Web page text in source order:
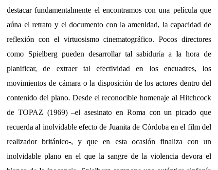
destacar fundamentalmente el encontramos con una película que
aúna el retrato y el documento con la amenidad, la capacidad de
reflexión con el virtuosismo cinematográfico. Pocos directores
como Spielberg pueden desarrollar tal sabiduría a la hora de
planificar, de extraer tal efectividad en los encuadres, los
movimientos de cámara o la disposición de los actores dentro del
contenido del plano. Desde el reconocible homenaje al Hitchcock
de TOPAZ (1969) –el asesinato en Roma con un picado que
recuerda al inolvidable efecto de Juanita de Córdoba en el film del
realizador británico-, y que en esta ocasión finaliza con un
inolvidable plano en el que la sangre de la violencia devora el